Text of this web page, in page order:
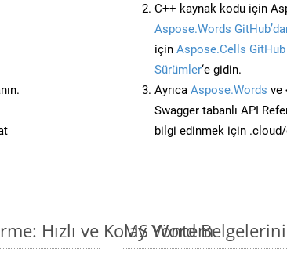
C++ kaynak kodu için
Aspose.Words
için Aspose.Cells GitHub
Sürümler‘e gidin.
Ayrıca Aspose.Words ve
Swagger tabanlı API
bilgi edinmek için
Hızlı ve Kolay Yöntem
MS Word